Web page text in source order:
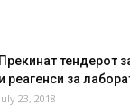
Прекинат тендерот
и реагенси за
July 23, 2018